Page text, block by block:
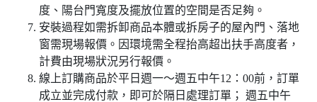
度、陽台門寬度及擺放位置的空間是否足夠。
安裝過程如需拆卸商品本體或拆房子的屋內門、落地
窗需現場報價。因環境需全程抬高超出扶手高度者，
計費由現場狀況另行報價。
線上訂購商品於平日週一～週五中午12：00前，訂單
成立並完成付款，即可於隔日處理訂單； 週五中午